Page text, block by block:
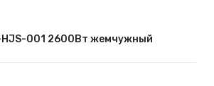
HJS-001 2600Вт жемчужный